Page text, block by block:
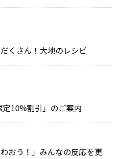
くさん！大地のレシピ
10%割引」のご案内
おう！」みんなの反応を更